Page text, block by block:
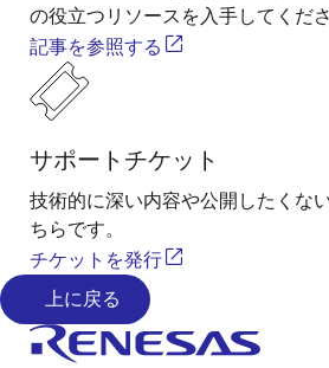
の役立つリソースを入手してくださ
記事を参照する
サポートチケット
技術的に深い内容や公開したくな
ちらです。
チケットを発行
上に戻る